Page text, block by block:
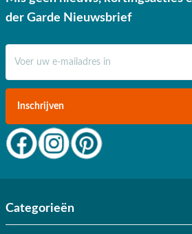
der Garde Nieuwsbrief
Inschrijven
Categorieën